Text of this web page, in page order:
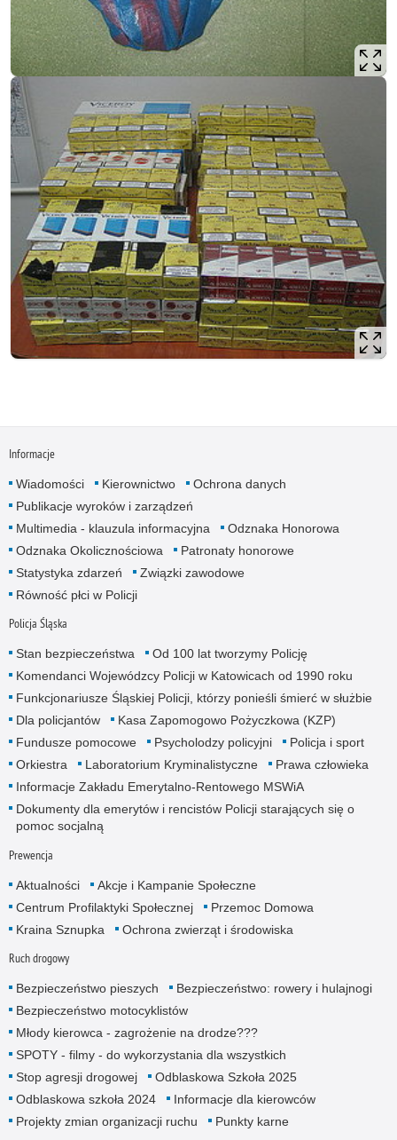
Informacje
Wiadomości Kierownictwo
Ochrona danych
Publikacje wyroków i zarządzeń
Multimedia - klauzula informacyjna
Odznaka Honorowa
Odznaka Okolicznościowa
Patronaty honorowe
Statystyka zdarzeń
Związki zawodowe
Równość płci w Policji
Policja Śląska
Stan bezpieczeństwa
Od 100 lat tworzymy Policję
Komendanci Wojewódzcy Policji w Katowicach od 1990 roku
Funkcjonariusze Śląskiej Policji, którzy ponieśli śmierć w służbie
Dla policjantów
Kasa Zapomogowo Pożyczkowa (KZP)
Fundusze pomocowe
Psycholodzy policyjni
Policja i sport
Orkiestra
Laboratorium Kryminalistyczne
Prawa człowieka
Informacje Zakładu Emerytalno-Rentowego MSWiA
Dokumenty dla emerytów i rencistów Policji starających się o
pomoc socjalną
Prewencja
Aktualności
Akcje i Kampanie Społeczne
Centrum Profilaktyki Społecznej
Przemoc Domowa
Kraina Sznupka
Ochrona zwierząt i środowiska
Ruch drogowy
Bezpieczeństwo pieszych
Bezpieczeństwo: rowery i hulajnogi
Bezpieczeństwo motocyklistów
Młody kierowca - zagrożenie na drodze???
SPOTY - filmy - do wykorzystania dla wszystkich
Stop agresji drogowej
Odblaskowa Szkoła 2025
Odblaskowa szkoła 2024
Informacje dla kierowców
Projekty zmian organizacji ruchu
Punkty karne